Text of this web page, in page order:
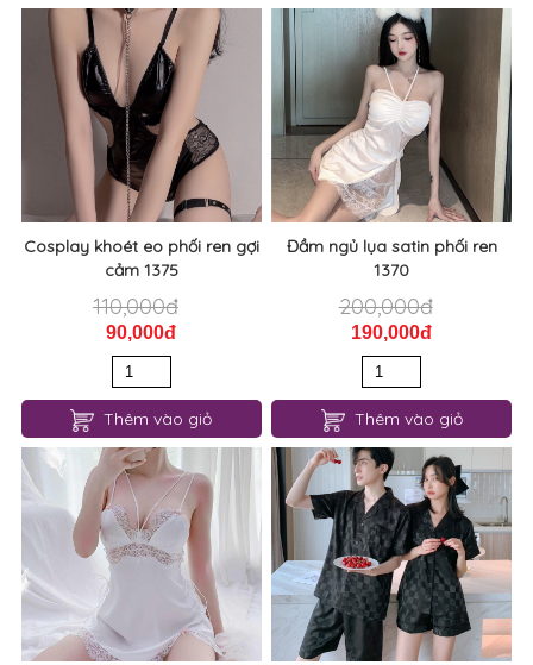
Quần lót lọt khe đính đá gợi
cảm 1379
60,000đ
50,000đ
Thêm vào giỏ
Cosplay nữ osin gợi cảm 1377
130,000đ
120,000đ
Thêm vào giỏ
Cosplay khoét eo phối ren gợi
cảm 1375
110,000đ
90,000đ
Đầm ngủ lụa satin phối ren
1370
200,000đ
190,000đ